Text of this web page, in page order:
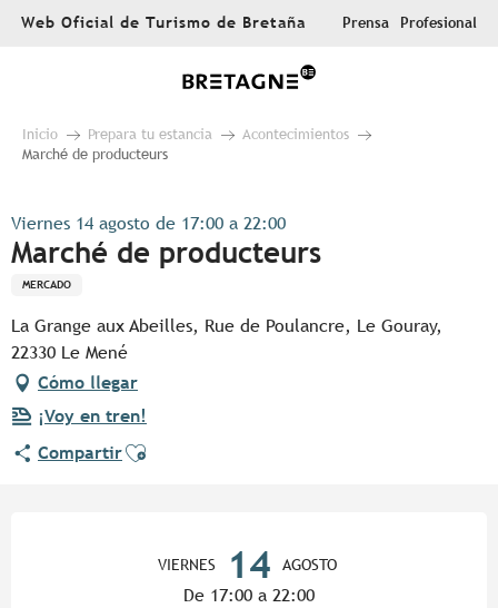
AllerWeb Oficial de Turismo de Bretaña Prensa Profesional
Inicio Prepara tu estancia
Acontecimientos
Marché de producteurs
Viernes 14 agosto de 17:00 a 22:00
Marché de producteurs
MERCADO
La Grange aux Abeilles, Rue de Poulancre, Le Gouray,
22330 Le Mené
Cómo llegar
¡Voy en tren!
CompartirAjouter aux favoris
VIERNES 14 AGOSTO
De 17:00 a 22:00